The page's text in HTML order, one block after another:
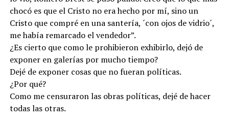
chocó es que el Cristo no era hecho por mí, sino un
Cristo que compré en una santería, ´con ojos de vidrio´,
me había remarcado el vendedor”.
¿Es cierto que como le prohibieron exhibirlo, dejó de
exponer en galerías por mucho tiempo?
Dejé de exponer cosas que no fueran políticas.
¿Por qué?
Como me censuraron las obras políticas, dejé de hacer
todas las otras.